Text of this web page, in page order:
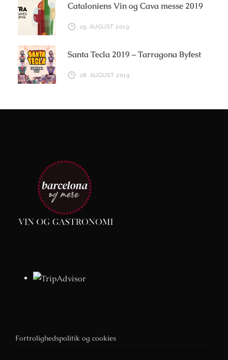
Cataloniens Vin og Cava messe 2019
29. AUGUST 2019
Santa Tecla 2019 – Tarragona Byfest
28. AUGUST 2019
Fortrolighedspolitik og cookies